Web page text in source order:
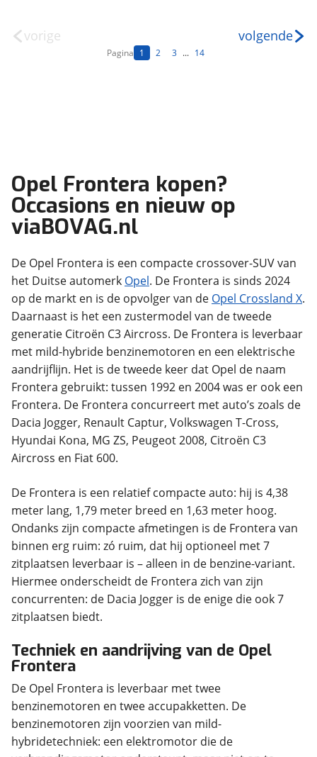
vorige
Pagina 1 2 3 ... 14
volgende
Opel Frontera kopen?
Occasions en nieuw op
viaBOVAG.nl
De Opel Frontera is een compacte crossover-SUV van
het Duitse automerk Opel. De Frontera is sinds 2024
op de markt en is de opvolger van de Opel Crossland X.
Daarnaast is het een zustermodel van de tweede
generatie Citroën C3 Aircross. De Frontera is leverbaar
met mild-hybride benzinemotoren en een elektrische
aandrijflijn. Het is de tweede keer dat Opel de naam
Frontera gebruikt: tussen 1992 en 2004 was er ook een
Frontera. De Frontera concurreert met auto’s zoals de
Dacia Jogger, Renault Captur, Volkswagen T-Cross,
Hyundai Kona, MG ZS, Peugeot 2008, Citroën C3
Aircross en Fiat 600.
De Frontera is een relatief compacte auto: hij is 4,38
meter lang, 1,79 meter breed en 1,63 meter hoog.
Ondanks zijn compacte afmetingen is de Frontera van
binnen erg ruim: zó ruim, dat hij optioneel met 7
zitplaatsen leverbaar is – alleen in de benzine-variant.
Hiermee onderscheidt de Frontera zich van zijn
concurrenten: de Dacia Jogger is de enige die ook 7
zitplaatsen biedt.
Techniek en aandrijving van de Opel
Frontera
De Opel Frontera is leverbaar met twee
benzinemotoren en twee accupakketten. De
benzinemotoren zijn voorzien van mild-
hybridetechniek: een elektromotor die de